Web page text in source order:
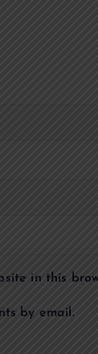
in this
by email.